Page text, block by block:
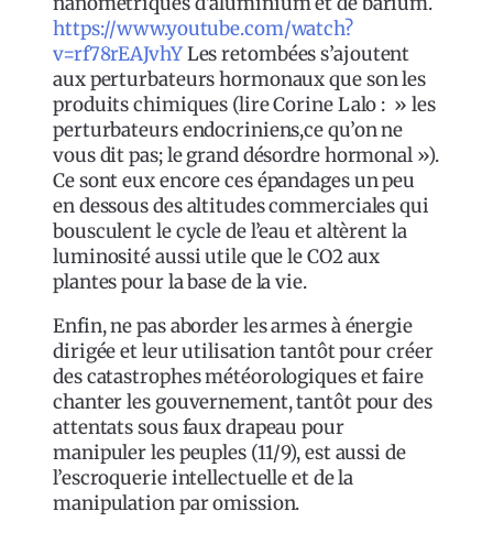
https://www.youtube.com/watch?
v=rf78rEAJvhYLes retombées s’ajoutent
aux perturbateurs hormonaux que son les
produits chimiques (lire Corine Lalo : » les
perturbateurs endocriniens,ce qu’on ne
vous dit pas; le grand désordre hormonal »).
Ce sont eux encore ces épandages un peu
en dessous des altitudes commerciales qui
bousculent le cycle de l’eau et altèrent la
luminosité aussi utile que le CO2 aux
plantes pour la base de la vie.
Enfin, ne pas aborder les armes à énergie
dirigée et leur utilisation tantôt pour créer
des catastrophes météorologiques et faire
chanter les gouvernement, tantôt pour des
attentats sous faux drapeau pour
manipuler les peuples (11/9), est aussi de
l’escroquerie intellectuelle et de la
manipulation par omission.